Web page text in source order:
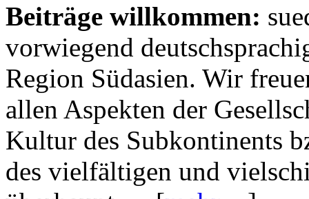
Beiträge willkommen:
vorwiegend
Region Südasien. Wir
allen Aspekten der
Kultur des Subkontinents
des vielfältigen und